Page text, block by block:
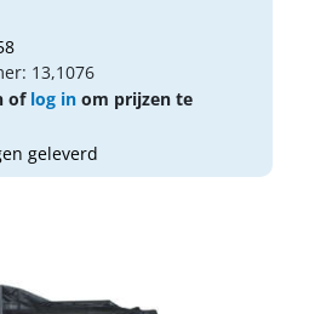
13,1076
of log in om prijzen te
geleverd